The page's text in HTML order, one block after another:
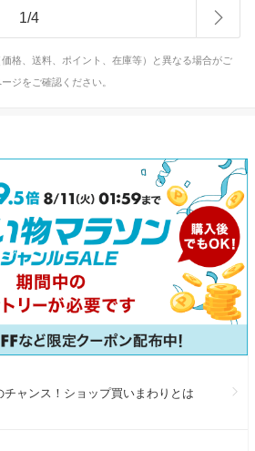
1/4
格、送料、ポイント、在庫等）と異なる場合がご
ジをご確認ください。
チャンス！ショップ買いまわりとは